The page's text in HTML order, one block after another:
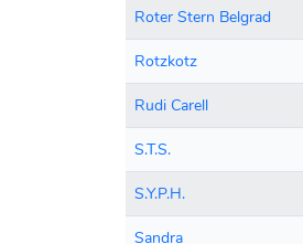
Roter Stern Belgrad
Rotzkotz
Rudi Carell
S.T.S.
S.Y.P.H.
Sandra